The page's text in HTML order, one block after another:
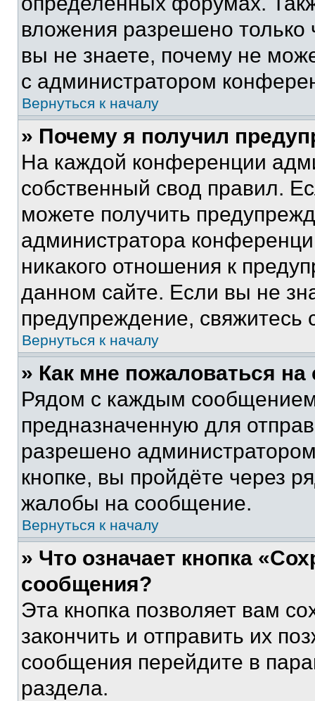
вложения разрешено
вы не знаете, почему не
с администратором
Вернуться к началу
» Почему я получил
На каждой конференции
собственный свод правил.
можете получить
администратора
никакого отношения к
данном сайте. Если вы не
предупреждение,
Вернуться к началу
» Как мне пожаловаться
Рядом с каждым сообщением
предназначенную для
разрешено
кнопке, вы пройдёте через
жалобы на сообщение.
Вернуться к началу
» Что означает кнопка
сообщения?
Эта кнопка позволяет вам
закончить и отправить их
сообщения перейдите в
раздела.